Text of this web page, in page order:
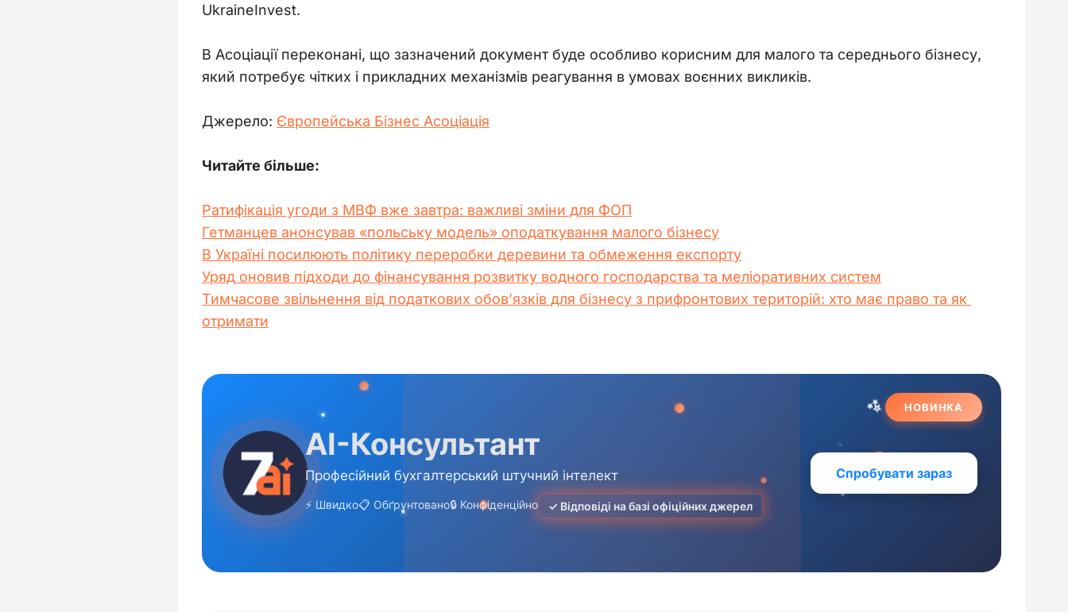
UkraineInvest.
В Асоціації переконані, що зазначений документ буде особливо корисним для малого та середнього бізнесу,
який потребує чітких і прикладних механізмів реагування в умовах воєнних викликів.
Джерело: Європейська Бізнес Асоціація
Читайте більше:
Ратифікація угоди з МВФ вже завтра: важливі зміни для ФОП
Гетманцев анонсував «польську модель» оподаткування малого бізнесу
В Україні посилюють політику переробки деревини та обмеження експорту
Уряд оновив підходи до фінансування розвитку водного господарства та меліоративних систем
Тимчасове звільнення від податкових обов’язків для бізнесу з прифронтових територій: хто має право та як
отримати